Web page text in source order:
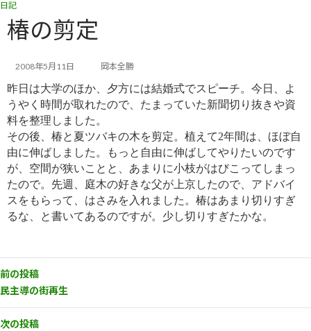
コ
テ
ス
ッ
ナ
ゲ
ン
移
日記
椿の剪定
2008年5月11日 岡本全勝
昨日は大学のほか、夕方には結婚式でスピーチ。今日、よ
うやく時間が取れたので、たまっていた新聞切り抜きや資
料を整理しました。
その後、椿と夏ツバキの木を剪定。植えて2年間は、ほぼ自
由に伸ばしました。もっと自由に伸ばしてやりたいのです
が、空間が狭いことと、あまりに小枝がはびこってしまっ
たので。先週、庭木の好きな父が上京したので、アドバイ
スをもらって、はさみを入れました。椿はあまり切りすぎ
るな、と書いてあるのですが。少し切りすぎたかな。
前の投稿
民主導の街再生
次の投稿